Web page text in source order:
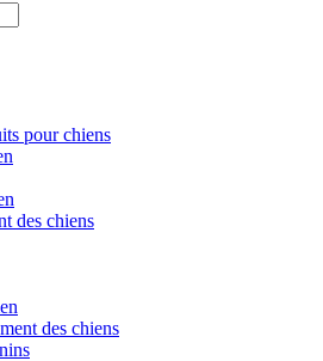
pour chiens
des chiens
des chiens